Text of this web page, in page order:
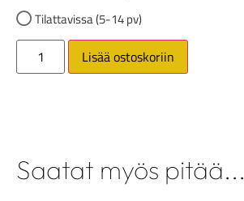
Tilattavissa (5-14 pv)
Lisää ostoskoriin
Saatat myös pitää...